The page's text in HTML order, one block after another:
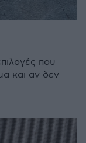
που
και αν δεν